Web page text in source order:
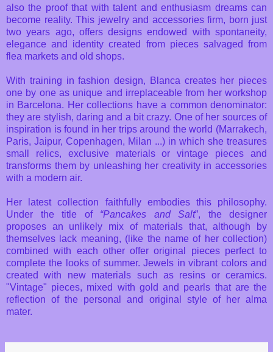
also the proof that with talent and enthusiasm dreams can
become reality. This jewelry and accessories firm, born just
two years ago, offers designs endowed with spontaneity,
elegance and identity created from pieces salvaged from
flea markets and old shops.
With training in fashion design, Blanca creates her pieces
one by one as unique and irreplaceable from her workshop
in Barcelona. Her collections have a common denominator:
they are stylish, daring and a bit crazy. One of her sources of
inspiration is found in her trips around the world (Marrakech,
Paris, Jaipur, Copenhagen, Milan ...) in which she treasures
small relics, exclusive materials or vintage pieces and
transforms them by unleashing her creativity in accessories
with a modern air.
Her latest collection faithfully embodies this philosophy.
Under the title of “Pancakes and Salt”, the designer
proposes an unlikely mix of materials that, although by
themselves lack meaning, (like the name of her collection)
combined with each other offer original pieces perfect to
complete the looks of summer. Jewels in vibrant colors and
created with new materials such as resins or ceramics.
"Vintage" pieces, mixed with gold and pearls that are the
reflection of the personal and original style of her alma
mater.